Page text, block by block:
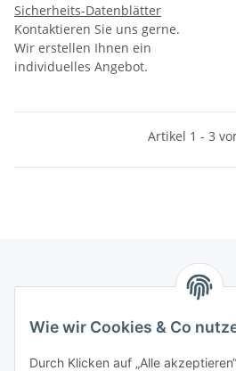
Sicherheits-Datenblätter
Kontaktieren Sie uns gerne.
Wir erstellen Ihnen ein
individuelles Angebot.
Artikel 1 - 3
Wie wir Cookies & Co
Durch Klicken auf „Alle